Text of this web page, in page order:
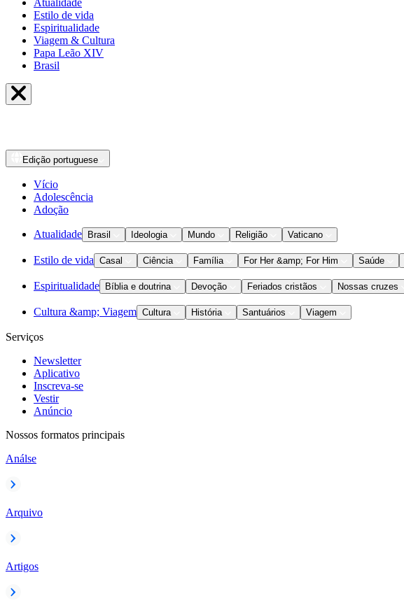
Atualidade
Estilo de vida
Espiritualidade
Viagem & Cultura
Papa Leão XIV
Brasil
Edição portuguese
Vício
Adolescência
Adoção
Atualidade Brasil Ideologia Mundo Religião Vaticano
Estilo de vida Casal Ciência Família For Her &amp; For Him Saúde
Espiritualidade Bíblia e doutrina Devoção Feriados cristãos Nossas cruzes
Cultura &amp; Viagem Cultura História Santuários Viagem
Serviços
Newsletter
Aplicativo
Inscreva-se
Vestir
Anúncio
Nossos formatos principais
Análse
Arquivo
Artigos